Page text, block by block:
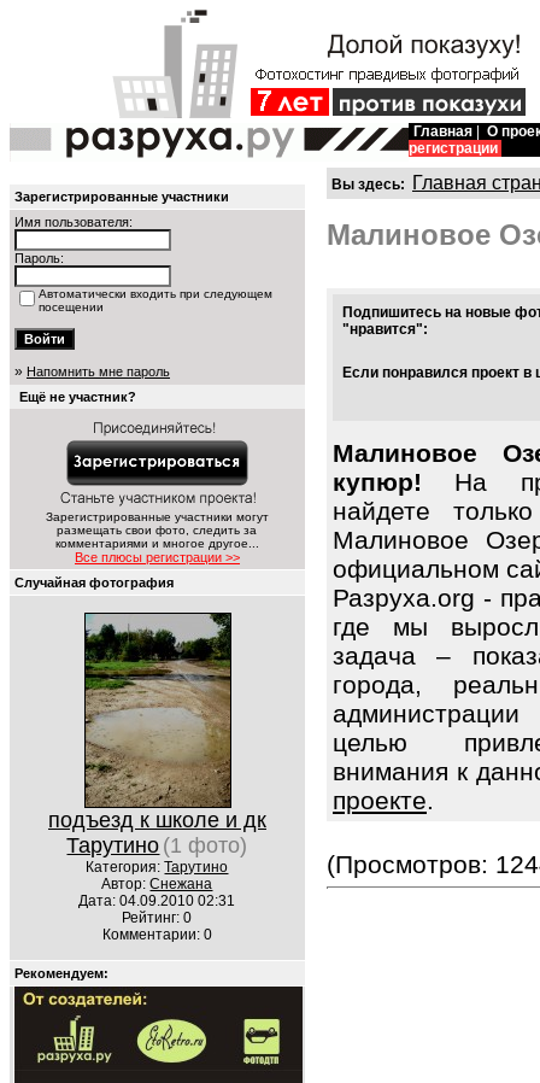
Главная
О
регистрации
Зарегистрированные участники
Имя пользователя:
Пароль:
Автоматически входить при следующем
посещении
» Напомнить мне пароль
Ещё не участник?
Зарегистрированные участники могут
размещать свои фото, следить за
комментариями и многое другое...
Все плюсы регистрации >>
Случайная фотография
подъезд к школе и дк
Тарутино (1 фото)
Категория:Тарутино
Автор:Снежана
Дата: 04.09.2010 02:31
Рейтинг: 0
Комментарии: 0
Рекомендуем:
Вы здесь: Главная
Малиновое
Подпишитесь на новые
"нравится":
Если понравился проект
Малиновое
купюр! На
найдете
Малиновое
официальном
Разруха.org -
где мы
задача –
города,
целью
внимания к
проекте.
(Просмотров: